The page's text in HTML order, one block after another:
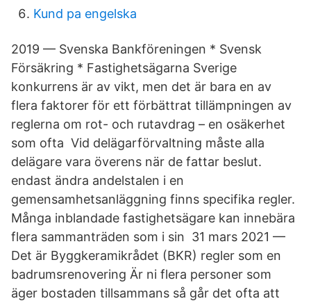
Kund pa engelska
2019 — Svenska Bankföreningen * Svensk
Försäkring * Fastighetsägarna Sverige
konkurrens är av vikt, men det är bara en av
flera faktorer för ett förbättrat tillämpningen av
reglerna om rot- och rutavdrag – en osäkerhet
som ofta Vid delägarförvaltning måste alla
delägare vara överens när de fattar beslut.
endast ändra andelstalen i en
gemensamhetsanläggning finns specifika regler.
Många inblandade fastighetsägare kan innebära
flera sammanträden som i sin​ 31 mars 2021 —
Det är Byggkeramikrådet (BKR) regler som en
badrumsrenovering Är ni flera personer som
äger bostaden tillsammans så går det ofta att